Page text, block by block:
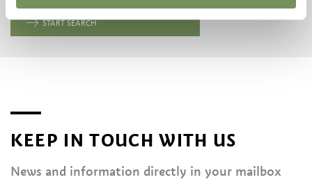
START SEARCH
KEEP IN TOUCH WITH US
News and information directly in your mailbox